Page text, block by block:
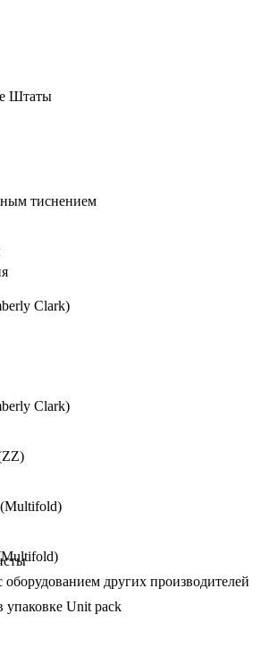
Штаты
тиснением
Clark)
Clark)
упаковке Unit pack
оборудованием других производителей